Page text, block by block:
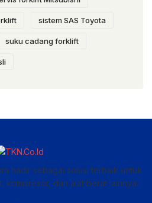
sistem SAS Toyota
suku cadang forklift
hadir sebagai solusi terbaik untuk
kompresor, dan alat berat lainnya.